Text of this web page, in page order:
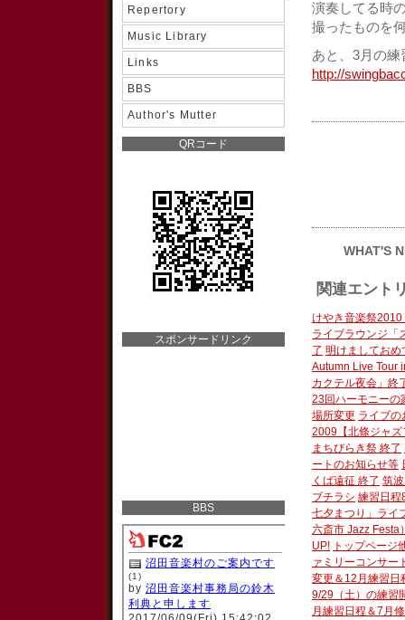
演奏してる時
撮ったものを
あと、3月の
http://
WHAT'S
関連エント
けやき音楽祭
ライブラウンジ「
了 明けましておめ
Autumn Live Tour
カクテル夜会」終
23回ハーモニーの
場所変更 ライブの
2009【北條ジャ
まちびらき祭 終了
ートのお知らせ等
くば遠征 終了 筑
ブチラシ 練習日程
七夕まつり」ライ
六斎市 Jazz Festa
UP! トップページ
ァミリーコンサー
変更＆12月練習日
9/29（土）の練習
月練習日程＆7月
Repertory
Music Library
Links
BBS
Author's Mutter
QRコード
スポンサードリンク
BBS